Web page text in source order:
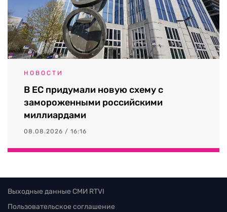
НОВОСТИ
В ЕС придумали новую схему с
замороженными российскими
миллиардами
08.08.2026 / 16:16
Выходные данные СМИ RTVI
Пользовательское соглашение